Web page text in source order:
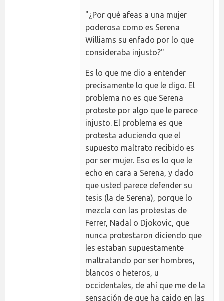
"¿Por qué afeas a una mujer
poderosa como es Serena
Williams su enfado por lo que
consideraba injusto?"
Es lo que me dio a entender
precisamente lo que le digo. El
problema no es que Serena
proteste por algo que le parece
injusto. El problema es que
protesta aduciendo que el
supuesto maltrato recibido es
por ser mujer. Eso es lo que le
echo en cara a Serena, y dado
que usted parece defender su
tesis (la de Serena), porque lo
mezcla con las protestas de
Ferrer, Nadal o Djokovic, que
nunca protestaron diciendo que
les estaban supuestamente
maltratando por ser hombres,
blancos o heteros, u
occidentales, de ahí que me de la
sensación de que ha caido en las